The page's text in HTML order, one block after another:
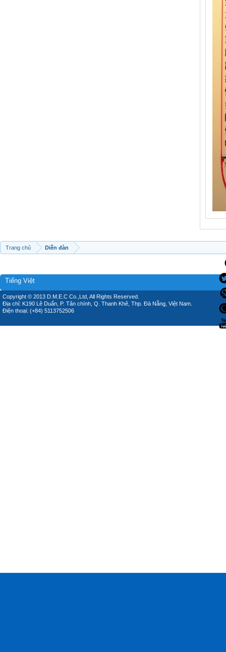
Trang chủ Diễn đàn
Tiếng Việt
Copyright © 2013 D.M.E.C Co.,Ltd, All Rights Reserved.
Địa chỉ: K190 Lê Duẩn, P. Tân chính, Q. Thanh Khê, Thp. Đà Nẵng, Việt Nam.
Điện thoại: (+84) 5113752506